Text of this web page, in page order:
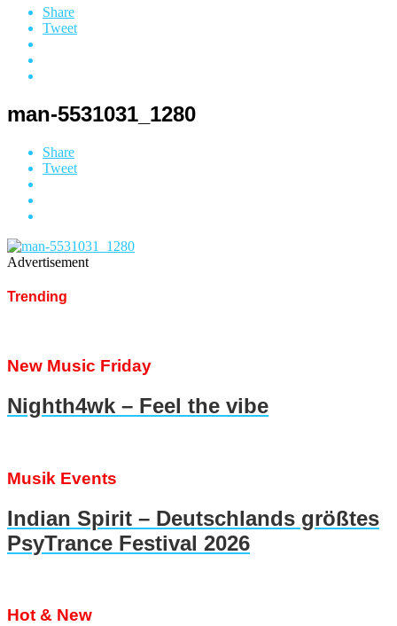
Share
Tweet
man-5531031_1280
Share
Tweet
Advertisement
Trending
New Music Friday
Nighth4wk – Feel the vibe
Musik Events
Indian Spirit – Deutschlands größtes
PsyTrance Festival 2026
Hot & New